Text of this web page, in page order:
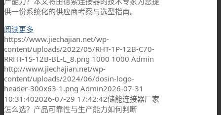
供一份系统化的供应商考察与选型指南。
阅读更多
https://www.jiechajian.net/wp-
content/uploads/2022/05/RHT-1P-12B-C70-
RRHT-1S-12B-BL-L_8.png 1000 1000 Admin
http://www.jiechajian.net/wp-
content/uploads/2024/06/dosin-logo-
header-300x63-1.png Admin2026-07-31
10:31:402026-07-29 17:42:42储能连接器厂家
怎么选？产品可靠性与生产能力如何判断